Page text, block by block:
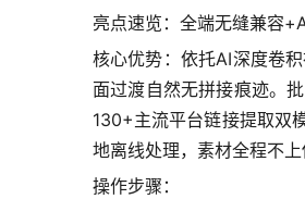
亮点速览：全端无缝兼容
核心优势：依托AI深度卷
面过渡自然无拼接痕迹。
130+主流平台链接提取双
地离线处理，素材全程不上
操作步骤：